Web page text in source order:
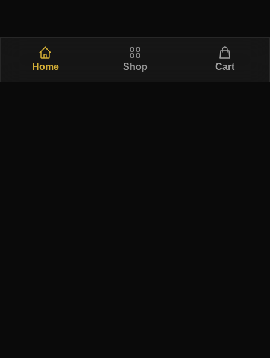
Home Shop Cart